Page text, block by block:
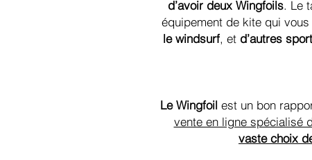
d’avoir deux Wingfoils. Le
équipement de kite qui
le windsurf, et d’autres
Le Wingfoil est un bon
vente en ligne spécialisé
vaste choix